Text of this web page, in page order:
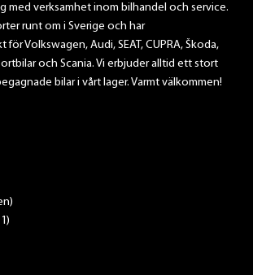
med verksamhet inom bilhandel och service.
runt om i Sverige och har
Volkswagen, Audi, SEAT, CUPRA, Škoda,
och Scania. Vi erbjuder alltid ett stort
bilar i vårt lager. Varmt välkommen!